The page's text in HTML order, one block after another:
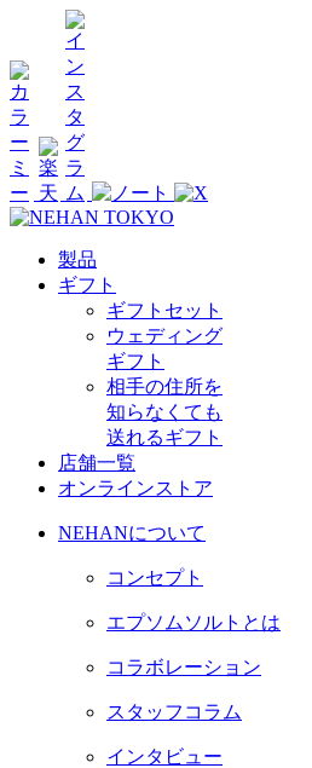
製品
ギフト
ギフトセット
ウェディング
ギフト
相手の住所を
知らなくても
送れるギフト
店舗一覧
オンラインストア
NEHANについて
コンセプト
エプソムソルトとは
コラボレーション
スタッフコラム
インタビュー